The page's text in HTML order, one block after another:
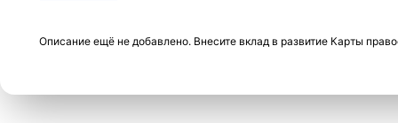
Описание ещё не добавлено. Внесите вклад в развитие Карты